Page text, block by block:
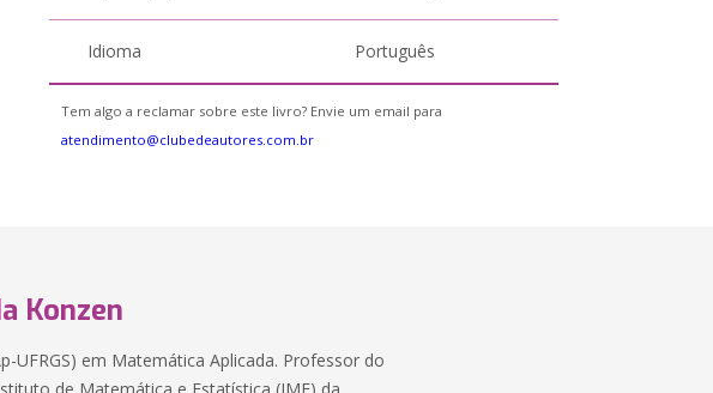
Idioma Português
Tem algo a reclamar sobre este livro? Envie um email para
atendimento@clubedeautores.com.br
Konzen
UFRGS) em Matemática Aplicada. Professor do